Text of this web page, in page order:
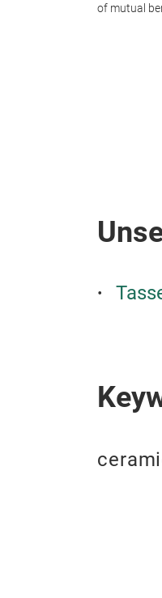
of mutual